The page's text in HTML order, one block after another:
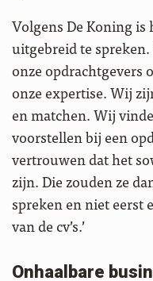
Volgens De Koning
uitgebreid te
onze opdrachtgevers
onze expertise. Wij
en matchen. Wij
voorstellen bij een
vertrouwen dat het
zijn. Die zouden ze
spreken en niet eerst
van de cv’s.’
Onhaalbare